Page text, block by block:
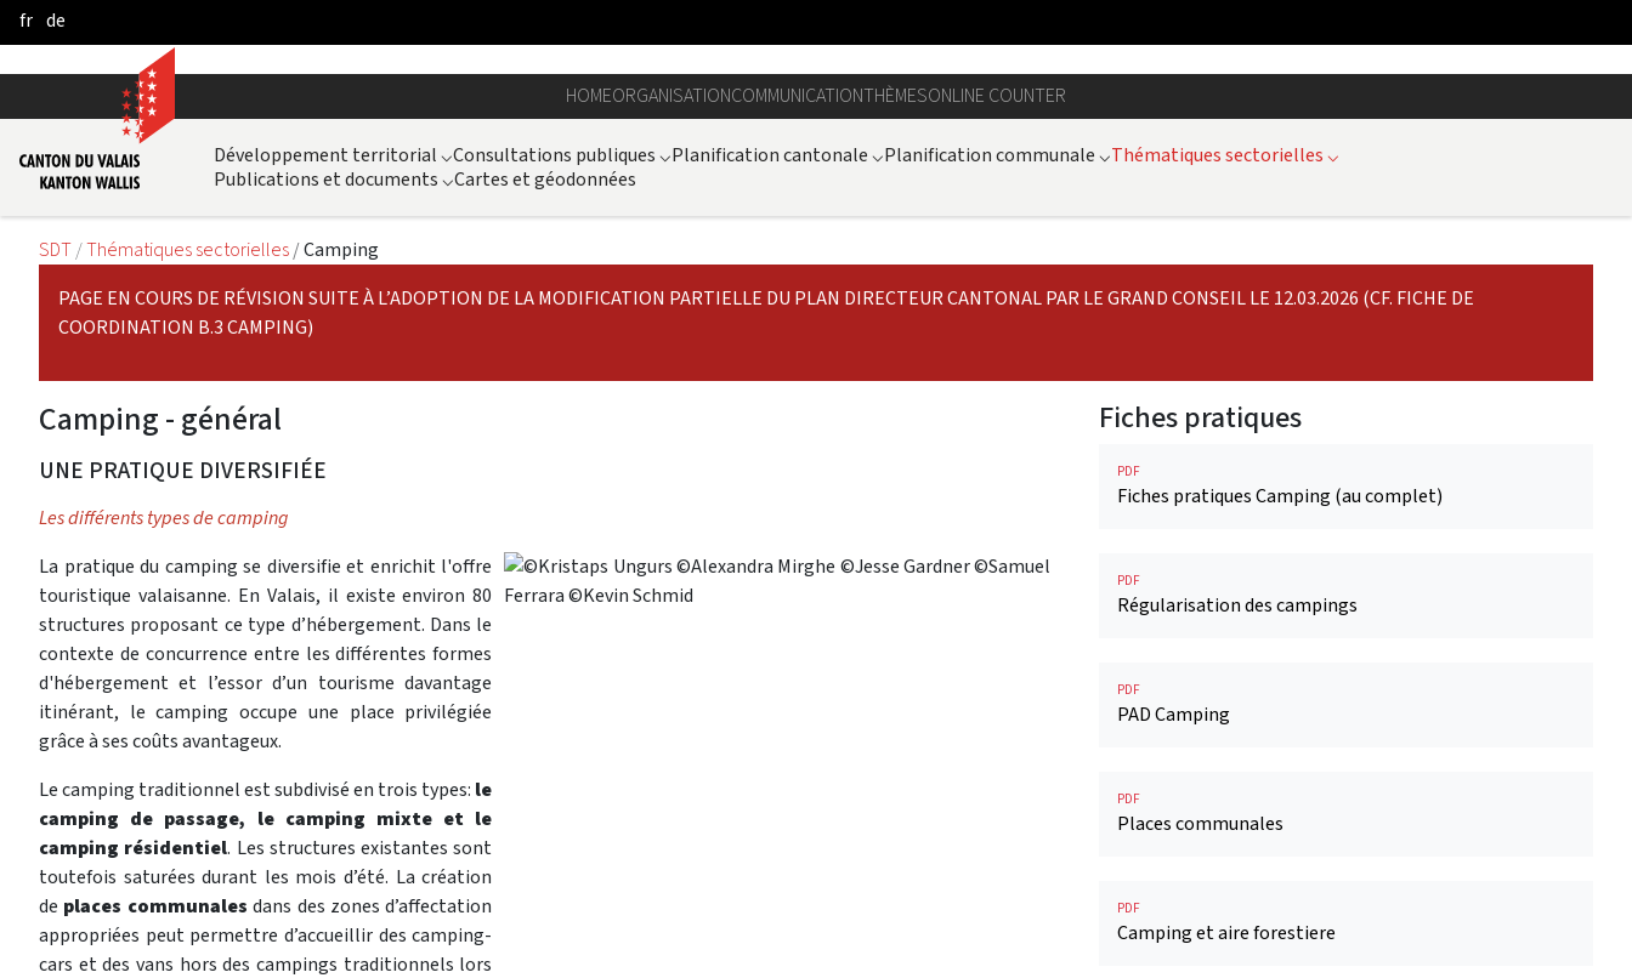
Saltar al contenido principal
fr de
HOMEORGANISATIONCOMMUNICATIONTHÈMESONLINE COUNTER
Développement territorial ⌵Consultations publiques ⌵Planification cantonale ⌵Planification communale ⌵Thématiques sectorielles ⌵
Publications et documents ⌵Cartes et géodonnées
SDT Thématiques sectorielles Camping
PAGE EN COURS DE RÉVISION SUITE À L’ADOPTION DE LA MODIFICATION PARTIELLE DU PLAN DIRECTEUR CANTONAL PAR LE GRAND CONSEIL LE 12.03.2026 (CF. FICHE DE
COORDINATION B.3 CAMPING)
Camping - général
UNE PRATIQUE DIVERSIFIÉE
Les différents types de camping
La pratique du camping se diversifie et enrichit l'offre
touristique valaisanne. En Valais, il existe environ 80
structures proposant ce type d’hébergement. Dans le
contexte de concurrence entre les différentes formes
d'hébergement et l’essor d’un tourisme davantage
itinérant, le camping occupe une place privilégiée
grâce à ses coûts avantageux.
Le camping traditionnel est subdivisé en trois types: le
camping de passage, le camping mixte et le
camping résidentiel. Les structures existantes sont
toutefois saturées durant les mois d’été. La création
de places communales dans des zones d’affectation
appropriées peut permettre d’accueillir des camping-
cars et des vans hors des campings traditionnels lors
Fiches pratiques
PDF
Fiches pratiques Camping (au complet)
PDF
Régularisation des campings
PDF
PAD Camping
PDF
Places communales
PDF
Camping et aire forestiere